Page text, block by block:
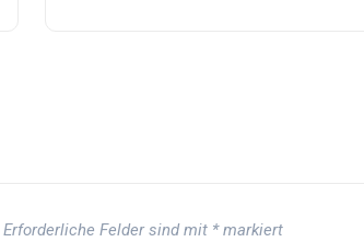
Erforderliche Felder sind mit *markiert